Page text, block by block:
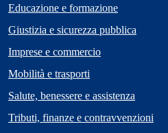
Educazione e formazione
Giustizia e sicurezza pubblica
Imprese e commercio
Mobilità e trasporti
Salute, benessere e assistenza
Tributi, finanze e contravvenzioni